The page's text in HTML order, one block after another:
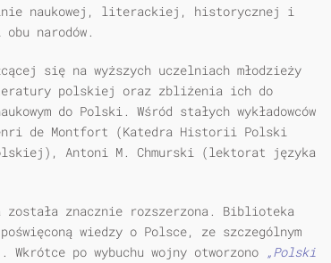
naukowej, literackiej, historycznej i
narodów.
się na wyższych uczelniach młodzieży
polskiej oraz zbliżenia ich do
do Polski. Wśród stałych wykładowców
de Montfort (Katedra Historii Polski
Antoni M. Chmurski (lektorat języka
została znacznie rozszerzona. Biblioteka
wiedzy o Polsce, ze szczególnym
Wkrótce po wybuchu wojny otworzono „Polski